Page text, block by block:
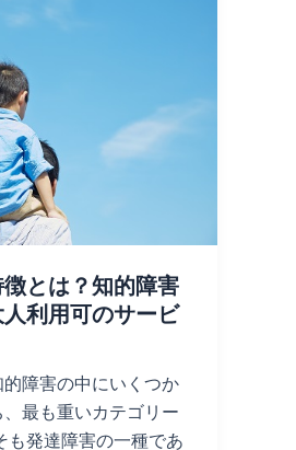
とは？知的障害
利用可のサービ
障害の中にいくつか
最も重いカテゴリー
も発達障害の一種であ